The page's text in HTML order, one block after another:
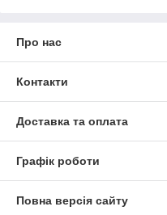
Про нас
Контакти
Доставка та оплата
Графік роботи
Повна версія сайту